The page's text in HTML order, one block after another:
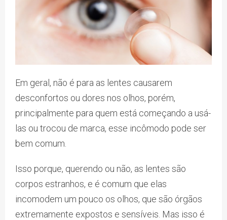
Em geral, não é para as lentes causarem
desconfortos ou dores nos olhos, porém,
principalmente para quem está começando a usá-
las ou trocou de marca, esse incômodo pode ser
bem comum.
Isso porque, querendo ou não, as lentes são
corpos estranhos, e é comum que elas
incomodem um pouco os olhos, que são órgãos
extremamente expostos e sensíveis. Mas isso é